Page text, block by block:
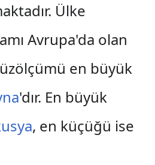
Ülke
Avrupa'da olan
en büyük
'dır. En büyük
, en küçüğü ise